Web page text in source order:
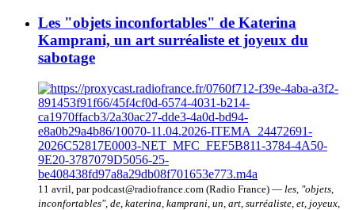
Les "objets inconfortables" de Katerina
Kamprani, un art surréaliste et joyeux du
sabotage
11 avril, par podcast@radiofrance.com (Radio France) — les, "objets,
inconfortables", de, katerina, kamprani, un, art, surréaliste, et, joyeux,